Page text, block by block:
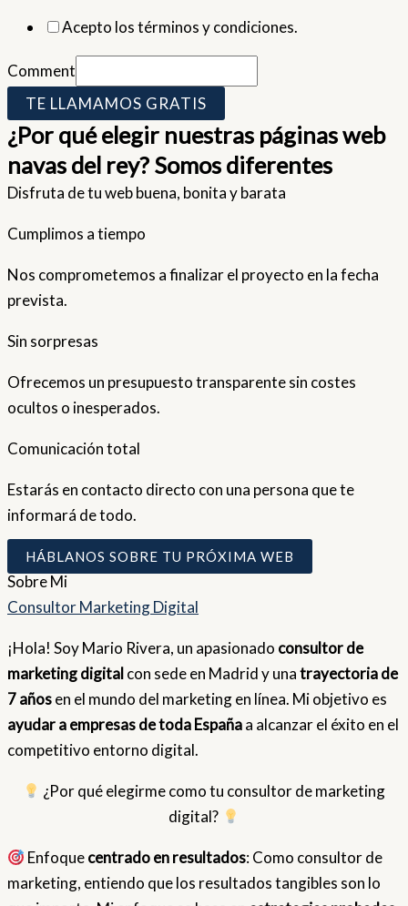
Acepto los términos y condiciones.
Comment
TE LLAMAMOS GRATIS
¿Por qué elegir nuestras páginas web
navas del rey? Somos diferentes
Disfruta de tu web buena, bonita y barata
Cumplimos a tiempo
Nos comprometemos a finalizar el proyecto en la fecha
prevista.
Sin sorpresas
Ofrecemos un presupuesto transparente sin costes
ocultos o inesperados.
Comunicación total
Estarás en contacto directo con una persona que te
informará de todo.
HÁBLANOS SOBRE TU PRÓXIMA WEB
SobreMi
Consultor Marketing Digital
¡Hola! Soy Mario Rivera, un apasionado consultor de
marketing digital con sede en Madrid y unatrayectoria de
7 añosen el mundo del marketing en línea. Mi objetivo es
ayudar a empresas de toda Españaa alcanzar el éxito en el
competitivo entorno digital.
¿Por qué elegirme como tu consultor de marketing
digital?
Enfoquecentrado en resultados: Como consultor de
marketing, entiendo que los resultados tangibles son lo